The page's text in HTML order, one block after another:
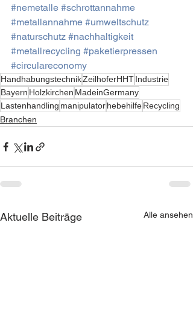
#nemetalle #schrottannahme
#metallannahme #umweltschutz
#naturschutz #nachhaltigkeit
#metallrecycling #paketierpressen
#circulareconomy
HandhabungstechnikZeilhoferHHTIndustrie
Bayern Holzkirchen MadeinGermany
Lastenhandling manipulatorhebehilfeRecycling
Branchen
Aktuelle Beiträge Alle ansehen